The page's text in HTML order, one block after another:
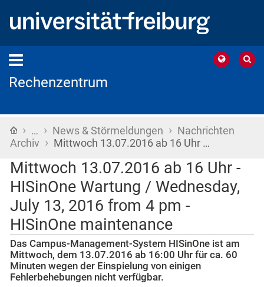
Rechenzentrum
Startseite
› … › News & Störmeldungen › Nachrichten
Archiv › Mittwoch 13.07.2016 ab 16 Uhr …
Mittwoch 13.07.2016 ab 16 Uhr -
HISinOne Wartung / Wednesday,
July 13, 2016 from 4 pm -
HISinOne maintenance
Das Campus-Management-System HISinOne ist am
Mittwoch, dem 13.07.2016 ab 16:00 Uhr für ca. 60
Minuten wegen der Einspielung von einigen
Fehlerbehebungen nicht verfügbar.